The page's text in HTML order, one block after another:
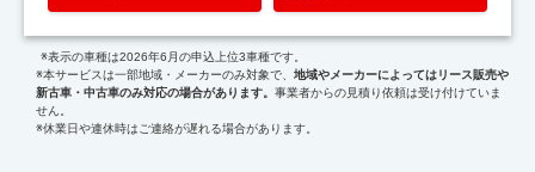
※表示の車種は2026年6月の申込上位3車種です。
※本サービスは一部地域・メーカーのみ対象で、 地域やメーカーによってはリース販売や
新古車・中古車のみ対応の場合があります。 事業者からの見積り依頼は受け付けていま
せん。
※休業日や連休時はご連絡が遅れる場合があります。